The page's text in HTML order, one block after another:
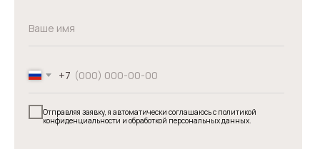
+7
Отправляя заявку, я автоматически соглашаюсь с политикой
конфиденциальности и обработкой персональных данных.